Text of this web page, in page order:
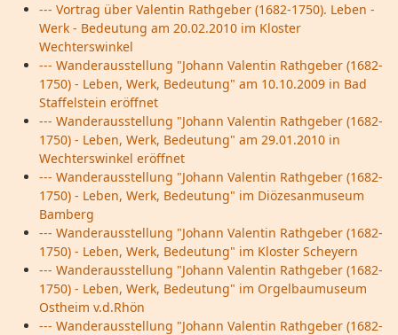
--- Vortrag über Valentin Rathgeber (1682-1750). Leben -
Werk - Bedeutung am 20.02.2010 im Kloster
Wechterswinkel
--- Wanderausstellung "Johann Valentin Rathgeber (1682-
1750) - Leben, Werk, Bedeutung" am 10.10.2009 in Bad
Staffelstein eröffnet
--- Wanderausstellung "Johann Valentin Rathgeber (1682-
1750) - Leben, Werk, Bedeutung" am 29.01.2010 in
Wechterswinkel eröffnet
--- Wanderausstellung "Johann Valentin Rathgeber (1682-
1750) - Leben, Werk, Bedeutung" im Diözesanmuseum
Bamberg
--- Wanderausstellung "Johann Valentin Rathgeber (1682-
1750) - Leben, Werk, Bedeutung" im Kloster Scheyern
--- Wanderausstellung "Johann Valentin Rathgeber (1682-
1750) - Leben, Werk, Bedeutung" im Orgelbaumuseum
Ostheim v.d.Rhön
--- Wanderausstellung "Johann Valentin Rathgeber (1682-